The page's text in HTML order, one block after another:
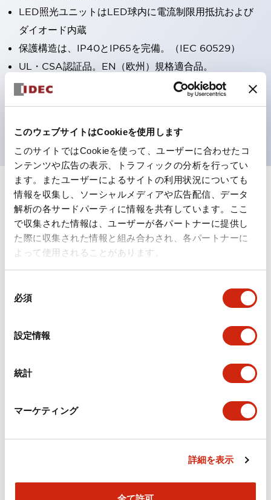
このウェブサイトはCookieを使用します
このサイトではCookieを使って、ユーザーに合わせたコ
ンテンツや広告の表示、トラフィックの分析を行ってい
ます。またユーザーによるサイトの利用状況についても
情報を収集し、ソーシャルメディアや広告配信、データ
解析の各サードパーティに情報を共有しています。ここ
で収集された情報は、ユーザーが各パートナーに提供し
た際に収集された情報と組み合わされ、各パートナーに
よって使用されることがあります。
必須
設定情報
統計
マーケティング
詳細を表示
LED照光ユニットはLED球内に電流制限用抵抗および
ダイオード内蔵
保護構造は、IP40とIP65を完備。（IEC 60529）
UL・CSA認証品。EN（欧州）規格適合品。
CCC認証品（表示灯は除く）。
ドキュメントとファイル
カタログ 規格・認証 技術文書 その他
A6シリーズ φ16小形コントロールユニット（日本語）
フラッシュベゼル［アクセサリ］ LB/A6・LW シリーズ
フラッシュベゼル（アクセサリ2）LB／A6／LWシリー